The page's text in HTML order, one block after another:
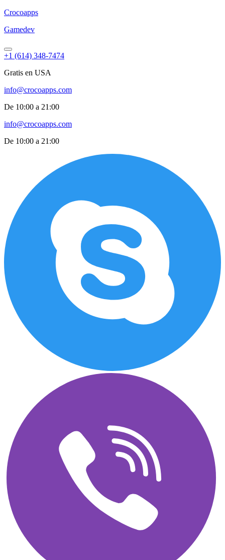
Crocoapps
Gamedev
+1 (614) 348-7474
Gratis en USA
info@crocoapps.com
De 10:00 a 21:00
info@crocoapps.com
De 10:00 a 21:00